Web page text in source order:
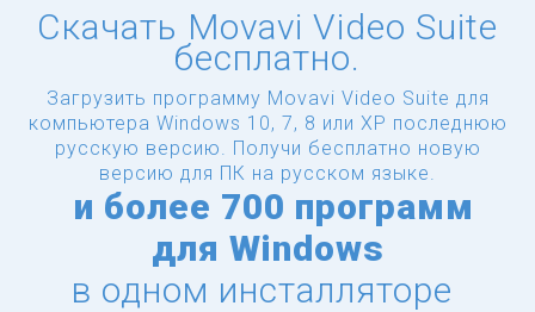
Скачать Movavi Video Suite
бесплатно.
Загрузить программу Movavi Video Suite для
компьютера Windows 10, 7, 8 или XP последнюю
русскую версию.
Получи бесплатно новую
версию для ПК на русском языке.
и более 700 программ
для Windows
в одном инсталляторе